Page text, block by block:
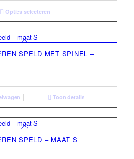
Opties selecteren
SPELD MET SPINEL –
Toon details
SPELD – MAAT S